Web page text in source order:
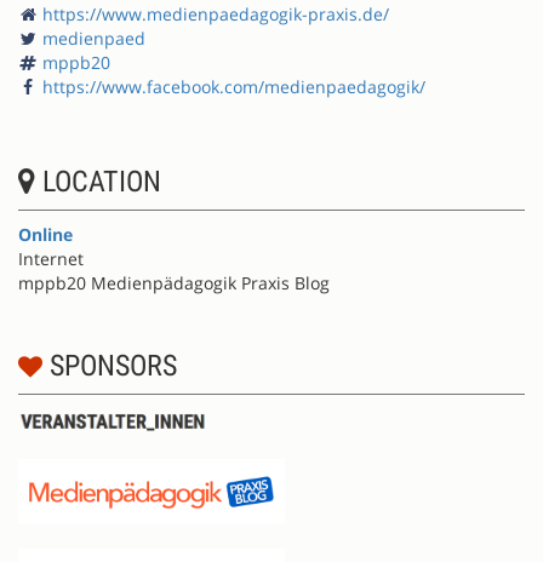
https://www.medienpaedagogik-praxis.de/
medienpaed
mppb20
https://www.facebook.com/medienpaedagogik/
LOCATION
Online
Internet
mppb20 Medienpädagogik Praxis Blog
SPONSORS